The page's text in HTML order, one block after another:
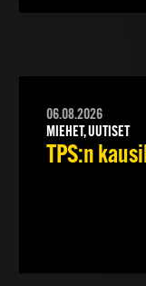
06.08.2026
MIEHET, UUTISET
TPS:n